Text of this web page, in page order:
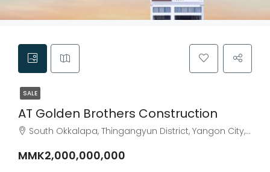
SALE
AT Golden Brothers Construction
South Okkalapa, Thingangyun District, Yangon City, Yangon, 11091, Myanmar
MMK2,000,000,000